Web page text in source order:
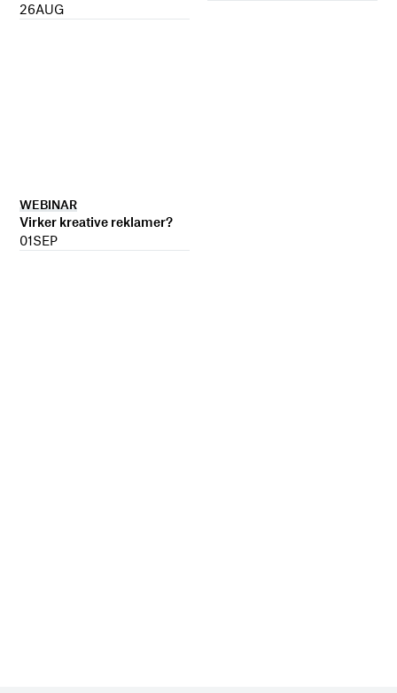
26AUG
WEBINAR
Virker kreative reklamer?
01SEP